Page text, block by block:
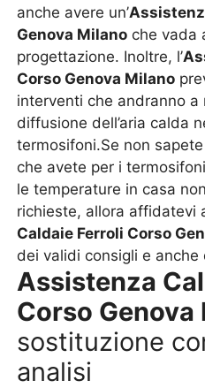
anche avere un’
Genova Milano che vada
progettazione. Inoltre, l’
Corso Genova Milano
interventi che andranno
diffusione dell’aria calda
termosifoni.Se non
che avete per i
le temperature in casa
richieste, allora affidatevi
Caldaie Ferroli Corso
dei validi consigli e anche
Assistenza
Corso Genova
sostituzione
analisi